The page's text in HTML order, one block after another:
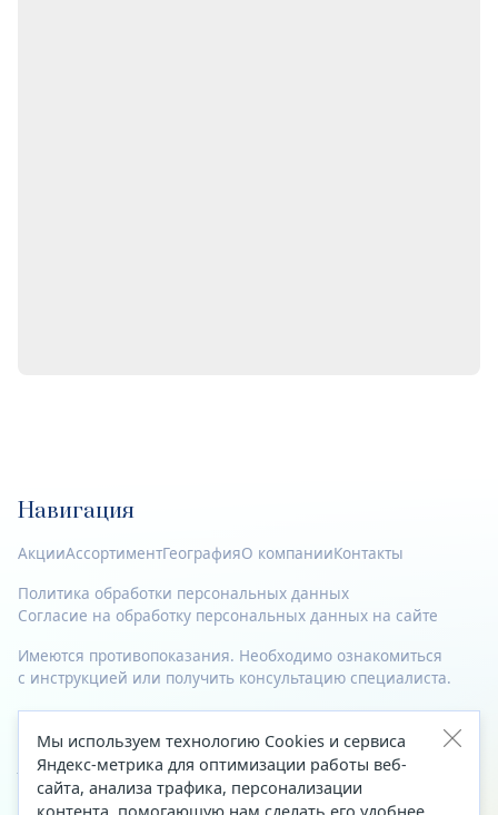
Навигация
АкцииАссортиментГеографияО компанииКонтакты
Политика обработки персональных данных
Согласие на обработку персональных данных на сайте
Имеются противопоказания. Необходимо ознакомиться
с инструкцией или получить консультацию специалиста.
© 2023—2026 Все права защищены.
Адрес
Архангельск, ул. Папанина, д. 19 (вход в здание со стороны
Мы используем технологию Cookies и сервиса
Яндекс-метрика для оптимизации работы веб-
сайта, анализа трафика, персонализации